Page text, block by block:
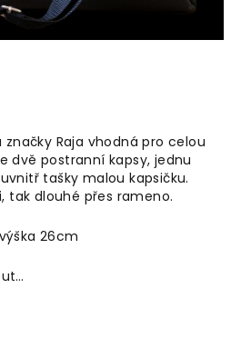
Raja vhodná pro celou
dvě postranní kapsy, jednu
tašky malou kapsičku.
tak dlouhé přes rameno.
26cm